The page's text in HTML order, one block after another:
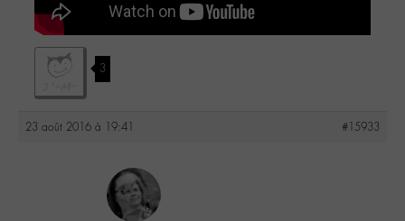
3
23 août 2016 à 19:41 #15933